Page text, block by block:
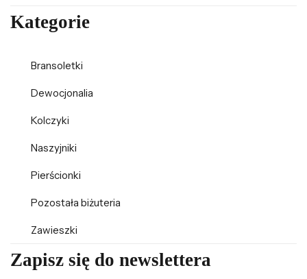
Kategorie
Bransoletki
Dewocjonalia
Kolczyki
Naszyjniki
Pierścionki
Pozostała biżuteria
Zawieszki
Zapisz się do newslettera